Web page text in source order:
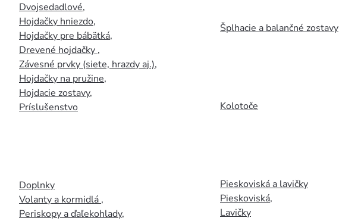
Dvojsedadlové,
Hojdačky hniezdo,
Hojdačky pre bábätká,
Drevené hojdačky ,
Závesné prvky (siete, hrazdy aj.),
Hojdačky na pružine,
Hojdacie zostavy,
Príslušenstvo
Doplnky
Volanty a kormidlá ,
Periskopy a ďaľekohlady,
Šplhacie a balančné zostavy
Kolotoče
Pieskoviská a lavičky
Pieskoviská,
Lavičky